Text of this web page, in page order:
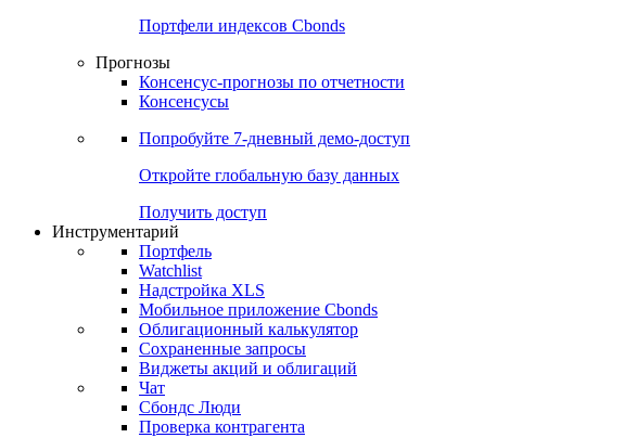
Портфели индексов Cbonds
Прогнозы
Консенсус-прогнозы по отчетности
Консенсусы
Попробуйте 7-дневный демо-доступ
Откройте глобальную базу данных
Получить доступ
Инструментарий
Портфель
Watchlist
Надстройка XLS
Мобильное приложение Cbonds
Облигационный калькулятор
Сохраненные запросы
Виджеты акций и облигаций
Чат
Сбондс Люди
Проверка контрагента